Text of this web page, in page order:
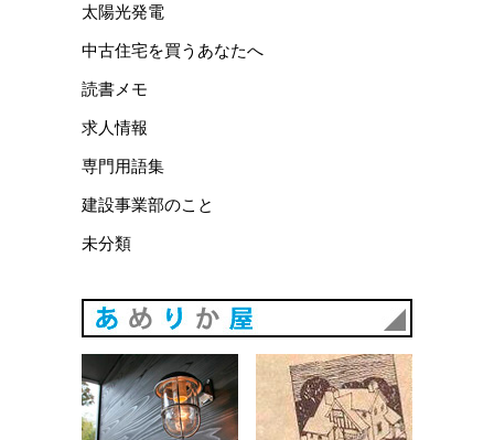
太陽光発電
中古住宅を買うあなたへ
読書メモ
求人情報
専門用語集
建設事業部のこと
未分類
あめりか屋WEBサイト